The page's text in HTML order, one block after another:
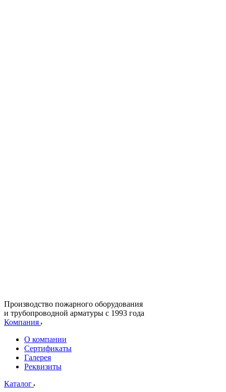
Производство пожарного оборудования
и трубопроводной арматуры с 1993 года
Компания
О компании
Сертификаты
Галерея
Реквизиты
Каталог